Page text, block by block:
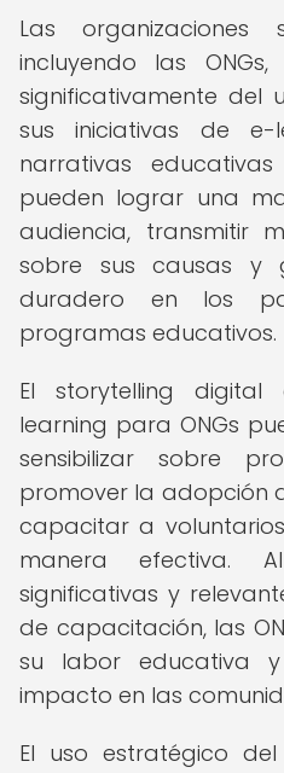
Las
incluyendo las
significativamente del
sus iniciativas de e-
narrativas
pueden lograr una
audiencia, transmitir
sobre sus causas y
duradero en los
programas educativos.
El storytelling
learning para ONGs
sensibilizar sobre
promover la adopción
capacitar a
manera efectiva.
significativas y
de capacitación, las
su labor educativa
impacto en las
El uso estratégico